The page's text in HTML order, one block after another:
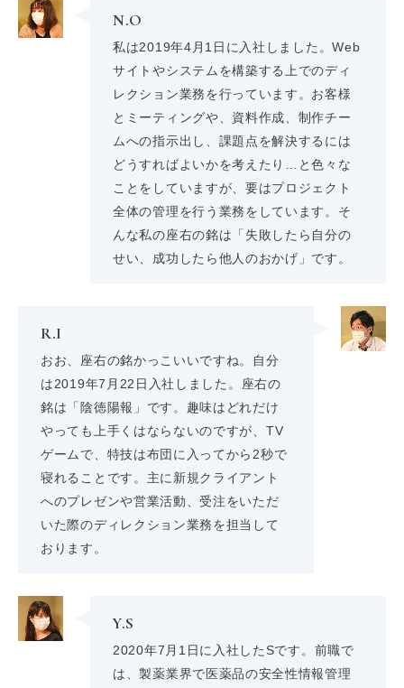
N.O
私は2019年4月1日に入社しました。Web
サイトやシステムを構築する上でのディ
レクション業務を行っています。お客様
とミーティングや、資料作成、制作チー
ムへの指示出し、課題点を解決するには
どうすればよいかを考えたり…と色々な
ことをしていますが、要はプロジェクト
全体の管理を行う業務をしています。そ
んな私の座右の銘は「失敗したら自分の
せい、成功したら他人のおかげ」です。
R.I
おお、座右の銘かっこいいですね。自分
は2019年7月22日入社しました。座右の
銘は「陰徳陽報」です。趣味はどれだけ
やっても上手くはならないのですが、TV
ゲームで、特技は布団に入ってから2秒で
寝れることです。主に新規クライアント
へのプレゼンや営業活動、受注をいただ
いた際のディレクション業務を担当して
おります。
Y.S
2020年7月1日に入社したSです。前職で
は、製薬業界で医薬品の安全性情報管理